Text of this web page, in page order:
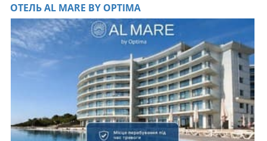
ОТЕЛЬ AL MARE BY OPTIMA